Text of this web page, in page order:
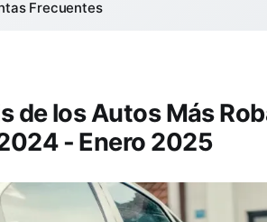
Frecuentes
de los Autos Más
- Enero 2025